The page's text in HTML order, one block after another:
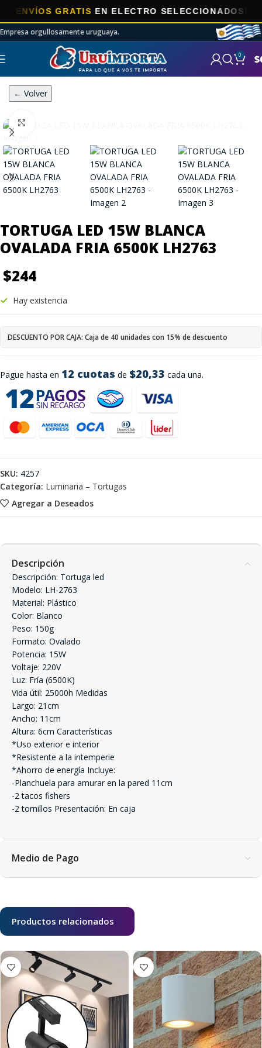
GRATISEN ELECTRO SELECCIONADOS!
Empresa orgullosamente uruguaya.
0 $
← Volver
TORTUGA LED 15W BLANCA
OVALADA FRIA 6500K LH2763
$244
Pague hasta en 12 cuotas de $20,33 cada una.
Hay existencia
DESCUENTO POR CAJA: Caja de 40 unidades con 15% de descuento
Agregar a Deseados
SKU: 4257
Categoría: Luminaria – Tortugas
Descripción
Descripción: Tortuga led
Modelo: LH-2763
Material: Plástico
Color: Blanco
Peso: 150g
Formato: Ovalado
Potencia: 15W
Voltaje: 220V
Luz: Fría (6500K)
Vida útil: 25000h Medidas
Largo: 21cm
Ancho: 11cm
Altura: 6cm Características
*Uso exterior e interior
*Resistente a la intemperie
*Ahorro de energía Incluye:
-Planchuela para amurar en la pared 11cm
-2 tacos fishers
-2 tornillos Presentación: En caja
Medio de Pago
Productos relacionados